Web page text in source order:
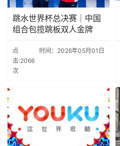
跳水世界杯总决赛｜中国
组合包揽跳板双人金牌
点
击:2066
次
时间：2026年05月01日